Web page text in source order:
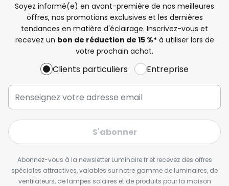
Soyez informé(e) en avant-première de nos meilleures
offres, nos promotions exclusives et les dernières
tendances en matière d'éclairage. Inscrivez-vous et
recevez un bon de réduction de 15 %*à utiliser lors de
votre prochain achat.
Clients particuliers Entreprise
S'abonner
Abonnez-vous à la newsletter Luminaire.fr et recevez des offres
spéciales attractives, valables sur notre gamme de luminaires, de
ventilateurs, de lampes solaires et de produits pour la maison